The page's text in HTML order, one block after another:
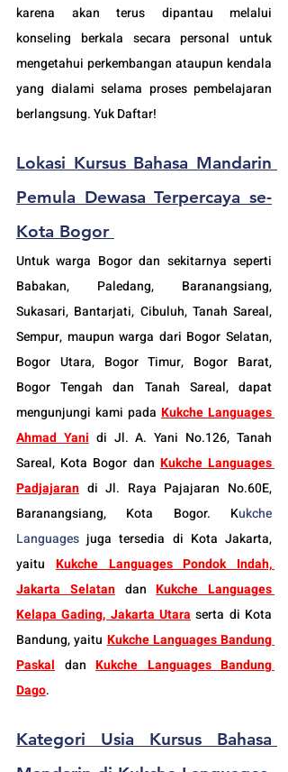
karena akan terus dipantau melalui
konseling berkala secara personal untuk
mengetahui perkembangan ataupun kendala
yang dialami selama proses pembelajaran
berlangsung. Yuk Daftar!
Lokasi Kursus Bahasa Mandarin
Pemula Dewasa Terpercaya se-
Kota Bogor
Untuk warga Bogor dan sekitarnya seperti
Babakan, Paledang, Baranangsiang,
Sukasari, Bantarjati, Cibuluh, Tanah Sareal,
Sempur, maupun warga dari Bogor Selatan,
Bogor Utara, Bogor Timur, Bogor Barat,
Bogor Tengah dan Tanah Sareal, dapat
mengunjungi kami pada Kukche Languages
Ahmad Yani di Jl. A. Yani No.126, Tanah
Sareal, Kota Bogor dan Kukche Languages
Padjajaran di Jl. Raya Pajajaran No.60E,
Baranangsiang, Kota Bogor. Kukche
Languages juga tersedia di Kota Jakarta,
yaitu Kukche Languages Pondok Indah,
Jakarta Selatan dan Kukche Languages
Kelapa Gading, Jakarta Utara serta di Kota
Bandung, yaitu Kukche Languages Bandung
Paskal dan Kukche Languages Bandung
Dago.
Kategori Usia Kursus Bahasa